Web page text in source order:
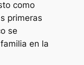
como
primeras
se
en la